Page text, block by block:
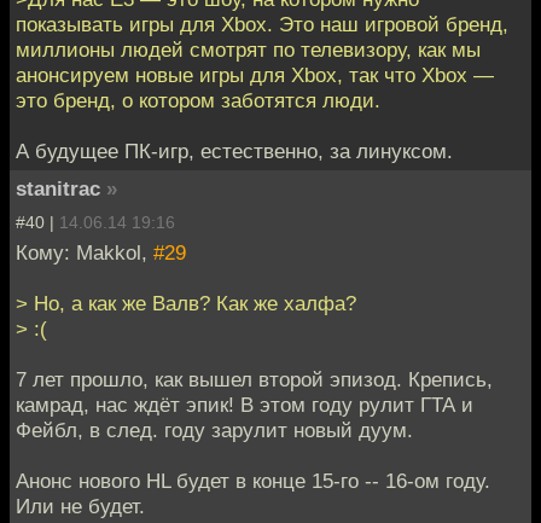
показывать игры для Xbox. Это наш игровой бренд,
миллионы людей смотрят по телевизору, как мы
анонсируем новые игры для Xbox, так что Xbox —
это бренд, о котором заботятся люди.
А будущее ПК-игр, естественно, за линуксом.
stanitrac »
#40 | 14.06.14 19:16
Кому: Makkol, #29
> Но, а как же Валв? Как же халфа?
> :(
7 лет прошло, как вышел второй эпизод. Крепись,
камрад, нас ждёт эпик! В этом году рулит ГТА и
Фейбл, в след. году зарулит новый дуум.
Анонс нового HL будет в конце 15-го -- 16-ом году.
Или не будет.